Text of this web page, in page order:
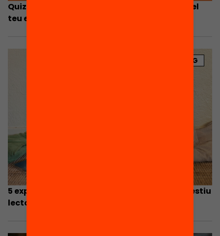
Quizz: Ets una família lectora? Comprova si el
teu estiu és un estiu lector!
BLOG
5 experiències inspiradores per preparar un estiu
lector